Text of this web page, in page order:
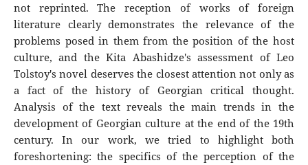
not reprinted. The reception of works of foreign
literature clearly demonstrates the relevance of the
problems posed in them from the position of the host
culture, and the Kita Abashidze's assessment of Leo
Tolstoy's novel deserves the closest attention not only as
a fact of the history of Georgian critical thought.
Analysis of the text reveals the main trends in the
development of Georgian culture at the end of the 19th
century. In our work, we tried to highlight both
foreshortening: the specifics of the perception of the